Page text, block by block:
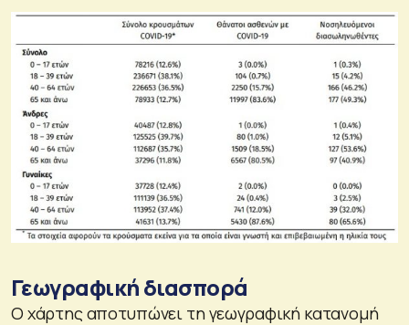
Γεωγραφική διασπορά
Ο χάρτης αποτυπώνει τη γεωγραφική κατανομή